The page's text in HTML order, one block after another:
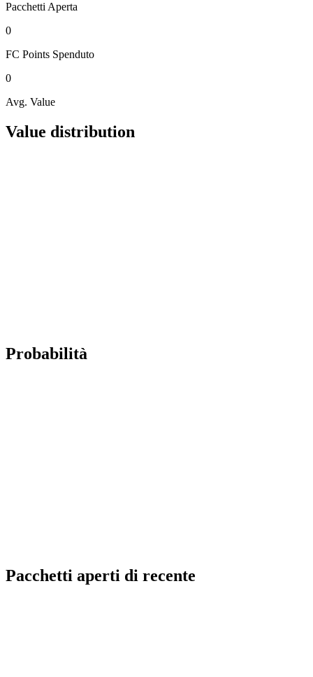
Pacchetti Aperta
0
FC Points Spenduto
0
Avg. Value
Value distribution
Probabilità
Pacchetti aperti di recente